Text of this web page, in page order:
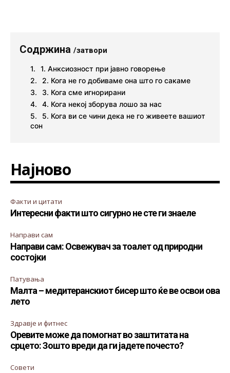
Содржина /затвори
1. Анксиозност при јавно говорење
2. Кога не го добиваме она што го сакаме
3. Кога сме игнорирани
4. Кога некој зборува лошо за нас
5. Кога ви се чини дека не го живеете вашиот
сон
Најново
Факти и цитати
Интересни факти што сигурно не сте ги знаеле
Направи сам
Направи сам: Освежувач за тоалет од природни
состојки
Патувања
Малта – медитеранскиот бисер што ќе ве освои ова
лето
Здравје и фитнес
Оревите може да помогнат во заштитата на
срцето: Зошто вреди да ги јадете почесто?
Совети